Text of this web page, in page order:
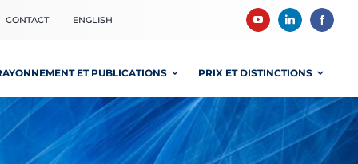
CONTACT ENGLISH
ET PUBLICATIONS PRIX ET DISTINCTIONS